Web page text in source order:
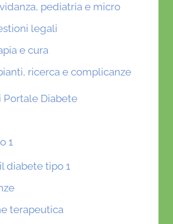
pediatria e micro
legali
e cura
ricerca e complicanze
Portale Diabete
1
diabete tipo 1
terapeutica